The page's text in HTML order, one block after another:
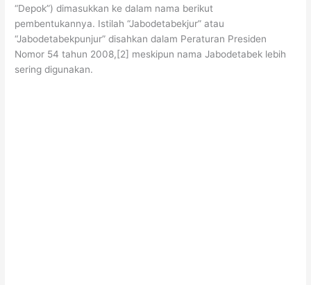
“Depok”) dimasukkan ke dalam nama berikut
pembentukannya. Istilah “Jabodetabekjur” atau
“Jabodetabekpunjur” disahkan dalam Peraturan Presiden
Nomor 54 tahun 2008,[2] meskipun nama Jabodetabek lebih
sering digunakan.